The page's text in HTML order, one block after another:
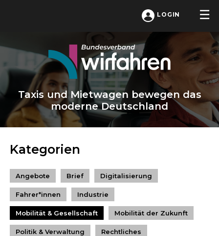
LOGIN
Taxis und Mietwagen bewegen das
moderne Deutschland
Kategorien
Angebote Brief Digitalisierung
Fahrer*innen Industrie
Mobilität & Gesellschaft Mobilität der Zukunft
Politik & Verwaltung Rechtliches